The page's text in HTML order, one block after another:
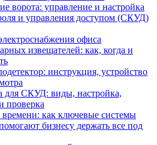
ворота: управление и настройка
и управления доступом (СКУД)
офиса
извещателей: как, когда и
инструкция, устройство
для СКУД: виды, настройка,
проверка
времени: как ключевые системы
бизнесу держать все под